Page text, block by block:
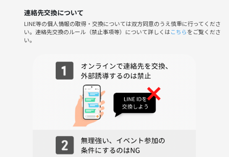
◆当日の流れ🕡
19時半ごろ新宿駅の決めたお店集合！
まずは乾杯して軽く自己紹介タイム！
21時半１次会終了
二次会は希望者の数次第で検討します！
連絡先交換について
LINE等の個人情報の取得・交換については双方同意のうえ慎重に行ってくださ
い。連絡先交換のルール（禁止事項等）について詳しくはこちらをご覧くださ
い。